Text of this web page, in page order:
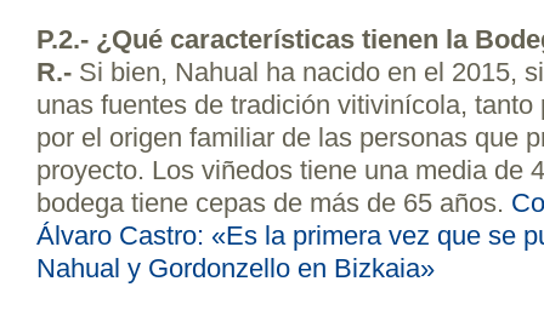
P.2.- ¿Qué características tienen la
R.- Si bien, Nahual ha nacido en el 2015,
unas fuentes de tradición vitivinícola,
por el origen familiar de las personas que
proyecto. Los viñedos tiene una media de
bodega tiene cepas de más de 65 años.
Álvaro Castro: «Es la primera vez que se
Nahual y Gordonzello en Bizkaia»